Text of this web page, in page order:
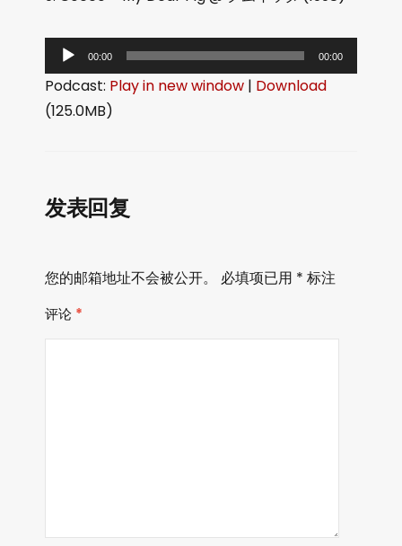
频
播
放
00:00 00:00
Podcast: Play in new window | Download
(125.0MB)
发表回复
您的邮箱地址不会被公开。 必填项已用 * 标注
评论 *